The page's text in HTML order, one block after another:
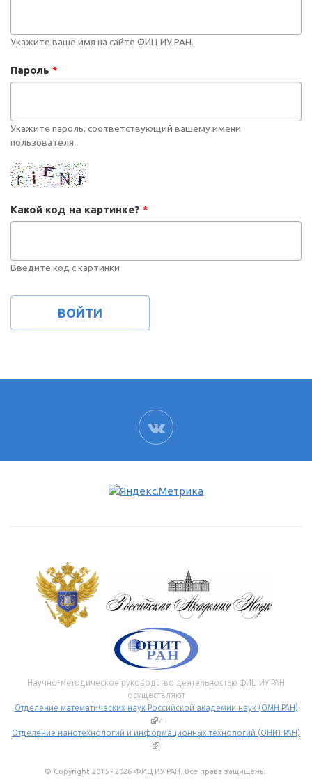
Укажите ваше имя на сайте ФИЦ ИУ РАН.
Пароль *
Укажите пароль, соответствующий вашему имени
пользователя.
Какой код на картинке? *
Введите код с картинки
ВК
Научно-методическое руководство деятельностью ФИЦ ИУ РАН
осуществляют
Отделение математических наук Российской академии наук (ОМН РАН)
(внешняя ссылка)
и
Отделение нанотехнологий и информационных технологий (ОНИТ РАН)
(внешняя ссылка)
.
© Copyright 2015 - 2026 ФИЦ ИУ РАН. Все права защищены.